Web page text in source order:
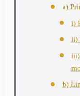
a)
i)
ii)
iii)
b)